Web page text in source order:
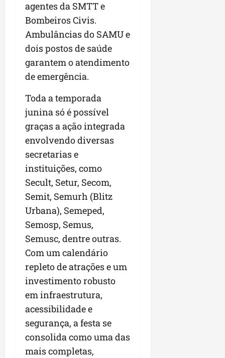
agentes da SMTT e
Bombeiros Civis.
Ambulâncias do SAMU e
dois postos de saúde
garantem o atendimento
de emergência.
Toda a temporada
junina só é possível
graças a ação integrada
envolvendo diversas
secretarias e
instituições, como
Secult, Setur, Secom,
Semit, Semurh (Blitz
Urbana), Semeped,
Semosp, Semus,
Semusc, dentre outras.
Com um calendário
repleto de atrações e um
investimento robusto
em infraestrutura,
acessibilidade e
segurança, a festa se
consolida como uma das
mais completas,